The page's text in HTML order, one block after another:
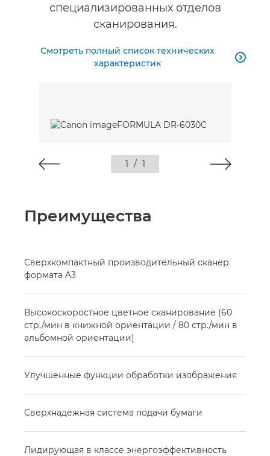
специализированных отделов
сканирования.
Смотреть полный список технических
характеристик

1 / 1
Преимущества
Сверхкомпактный производительный сканер
формата A3
Высокоскоростное цветное сканирование (60
стр./мин в книжной ориентации / 80 стр./мин в
альбомной ориентации)
Улучшенные функции обработки изображения
Сверхнадежная система подачи бумаги
Лидирующая в классе энергоэффективность